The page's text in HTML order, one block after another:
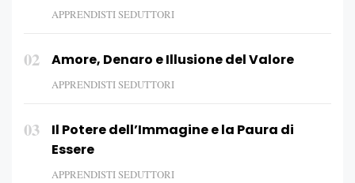
APPRENDISTI SEDUTTORI
02 Amore, Denaro e Illusione del Valore
APPRENDISTI SEDUTTORI
03
Il Potere dell’Immagine e la Paura di
Essere
APPRENDISTI SEDUTTORI